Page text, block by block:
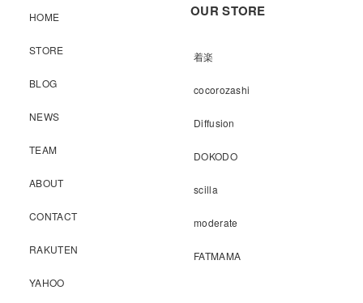
HOME
STORE
BLOG
NEWS
TEAM
ABOUT
CONTACT
RAKUTEN
YAHOO
OUR STORE
着楽
cocorozashi
Diffusion
DOKODO
scilla
moderate
FATMAMA